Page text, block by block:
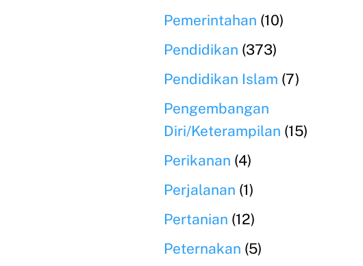
Pemerintahan (10)
Pendidikan (373)
Pendidikan Islam (7)
Pengembangan
Diri/Keterampilan (15)
Perikanan (4)
Perjalanan (1)
Pertanian (12)
Peternakan (5)